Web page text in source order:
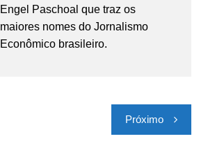
Engel Paschoal que traz os
maiores nomes do Jornalismo
Econômico brasileiro.
Próximo